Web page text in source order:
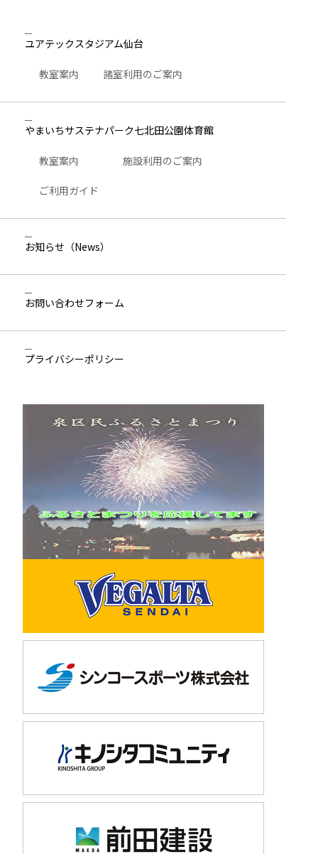
ユアテックスタジアム仙台
教室案内 諸室利用のご案内
やまいちサステナパーク七北田公園体育館
教室案内 施設利用のご案内
ご利用ガイド
お知らせ （News）
お問い合わせフォーム
プライバシーポリシー